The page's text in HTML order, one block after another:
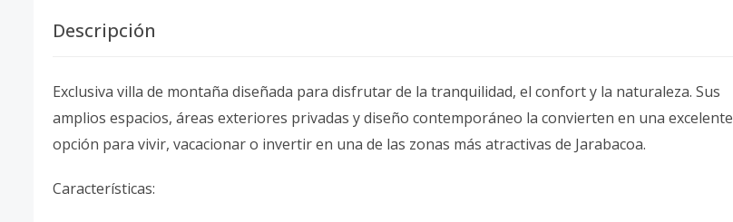
Descripción
Exclusiva villa de montaña diseñada para disfrutar de la tranquilidad, el confort y la naturaleza. Sus
amplios espacios, áreas exteriores privadas y diseño contemporáneo la convierten en una excelente
opción para vivir, vacacionar o invertir en una de las zonas más atractivas de Jarabacoa.
Características: